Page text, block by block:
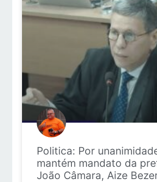
Politica: Por
mantém mandato da
João Câmara, Aize